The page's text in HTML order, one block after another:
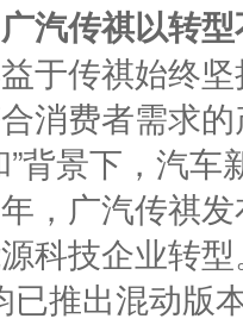
汽传祺以转
于传祺始终
消费者需求
”背景下，汽
，广汽传祺
科技企业转
已推出混动版